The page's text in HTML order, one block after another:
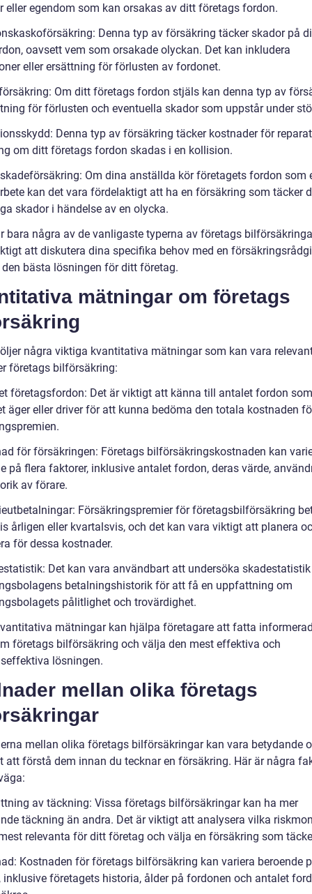
eller egendom som kan orsakas av ditt företags fordon.
Denna typ av försäkring täcker skador på
oavsett vem som orsakade olyckan. Det kan inkludera
eller ersättning för förlusten av fordonet.
Om ditt företags fordon stjäls kan denna typ av
för förlusten och eventuella skador som uppstår under
Denna typ av försäkring täcker kostnader för
om ditt företags fordon skadas i en kollision.
Om dina anställda kör företagets fordon som
kan det vara fördelaktigt att ha en försäkring som täcker
skador i händelse av en olycka.
bara några av de vanligaste typerna av företags
att diskutera dina specifika behov med en
bästa lösningen för ditt företag.
mätningar om företags
några viktiga kvantitativa mätningar som kan vara
företags bilförsäkring:
företagsfordon: Det är viktigt att känna till antalet fordon som
äger eller driver för att kunna bedöma den totala kostnaden
för försäkringen: Företags bilförsäkringskostnaden kan
på flera faktorer, inklusive antalet fordon, deras värde,
av förare.
Försäkringspremier för företagsbilförsäkring
årligen eller kvartalsvis, och det kan vara viktigt att planera
för dessa kostnader.
Det kan vara användbart att undersöka
betalningshistorik för att få en uppfattning om
pålitlighet och trovärdighet.
mätningar kan hjälpa företagare att fatta
företags bilförsäkring och välja den mest effektiva och
lösningen.
mellan olika företags
mellan olika företags bilförsäkringar kan vara betydande
att förstå dem innan du tecknar en försäkring. Här är några
av täckning: Vissa företags bilförsäkringar kan ha mer
täckning än andra. Det är viktigt att analysera vilka
relevanta för ditt företag och välja en försäkring som
Kostnaden för företags bilförsäkring kan variera beroende
inklusive företagets historia, ålder på fordonen och antalet